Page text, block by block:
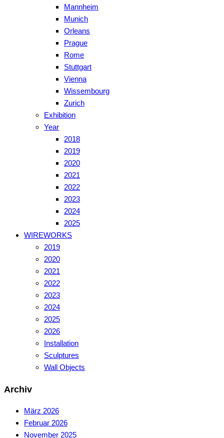
Mannheim
Munich
Orleans
Prague
Rome
Stuttgart
Vienna
Wissembourg
Zurich
Exhibition
Year
2018
2019
2020
2021
2022
2023
2024
2025
WIREWORKS
2019
2020
2021
2022
2023
2024
2025
2026
Installation
Sculptures
Wall Objects
Archiv
März 2026
Februar 2026
November 2025